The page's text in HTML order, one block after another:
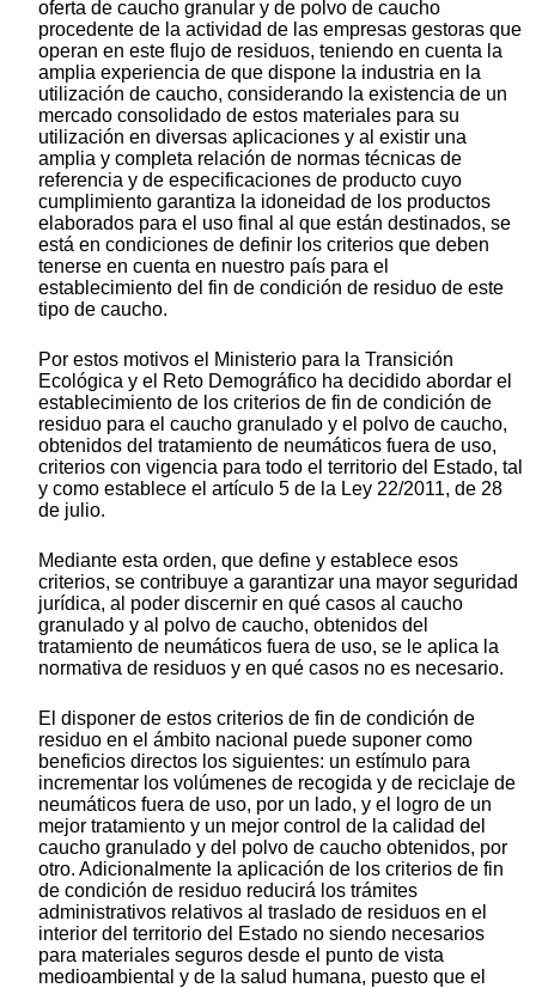
oferta de caucho granular y de polvo de caucho
procedente de la actividad de las empresas gestoras que
operan en este flujo de residuos, teniendo en cuenta la
amplia experiencia de que dispone la industria en la
utilización de caucho, considerando la existencia de un
mercado consolidado de estos materiales para su
utilización en diversas aplicaciones y al existir una
amplia y completa relación de normas técnicas de
referencia y de especificaciones de producto cuyo
cumplimiento garantiza la idoneidad de los productos
elaborados para el uso final al que están destinados, se
está en condiciones de definir los criterios que deben
tenerse en cuenta en nuestro país para el
establecimiento del fin de condición de residuo de este
tipo de caucho.
Por estos motivos el Ministerio para la Transición
Ecológica y el Reto Demográfico ha decidido abordar el
establecimiento de los criterios de fin de condición de
residuo para el caucho granulado y el polvo de caucho,
obtenidos del tratamiento de neumáticos fuera de uso,
criterios con vigencia para todo el territorio del Estado, tal
y como establece el artículo 5 de la Ley 22/2011, de 28
de julio.
Mediante esta orden, que define y establece esos
criterios, se contribuye a garantizar una mayor seguridad
jurídica, al poder discernir en qué casos al caucho
granulado y al polvo de caucho, obtenidos del
tratamiento de neumáticos fuera de uso, se le aplica la
normativa de residuos y en qué casos no es necesario.
El disponer de estos criterios de fin de condición de
residuo en el ámbito nacional puede suponer como
beneficios directos los siguientes: un estímulo para
incrementar los volúmenes de recogida y de reciclaje de
neumáticos fuera de uso, por un lado, y el logro de un
mejor tratamiento y un mejor control de la calidad del
caucho granulado y del polvo de caucho obtenidos, por
otro. Adicionalmente la aplicación de los criterios de fin
de condición de residuo reducirá los trámites
administrativos relativos al traslado de residuos en el
interior del territorio del Estado no siendo necesarios
para materiales seguros desde el punto de vista
medioambiental y de la salud humana, puesto que el